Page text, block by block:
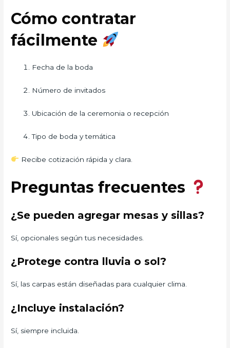
Cómo contratar
fácilmente
Fecha de la boda
Número de invitados
Ubicación de la ceremonia o recepción
Tipo de boda y temática
Recibe cotización rápida y clara.
Preguntas frecuentes
¿Se pueden agregar mesas y sillas?
Sí, opcionales según tus necesidades.
¿Protege contra lluvia o sol?
Sí, las carpas están diseñadas para cualquier clima.
¿Incluye instalación?
Sí, siempre incluida.